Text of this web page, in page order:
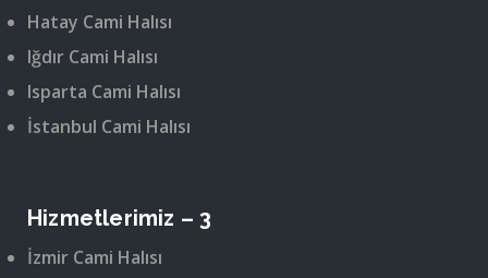
Hatay Cami Halısı
Iğdır Cami Halısı
Isparta Cami Halısı
İstanbul Cami Halısı
Hizmetlerimiz – 3
İzmir Cami Halısı